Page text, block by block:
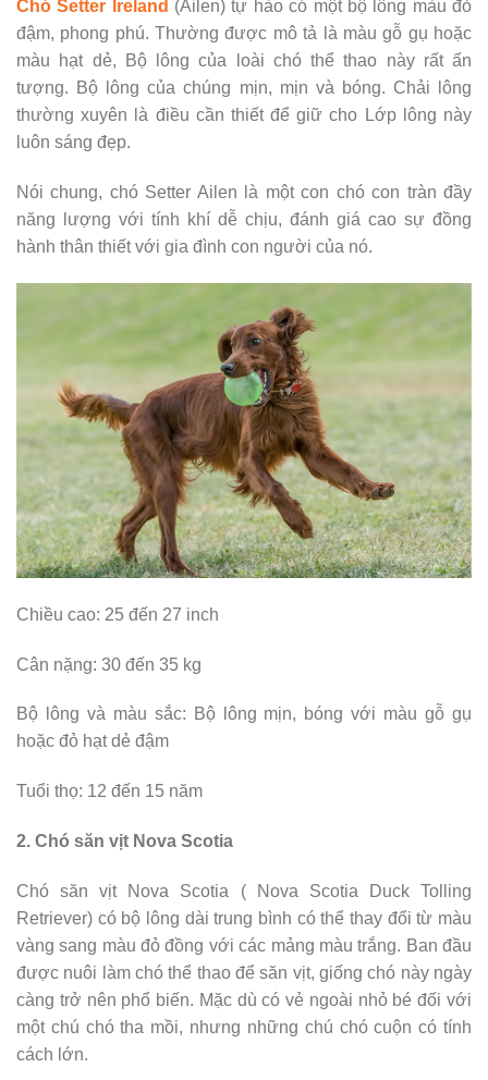
Chó Setter Ireland (Ailen) tự hào có một bộ lông màu đỏ
đậm, phong phú. Thường được mô tả là màu gỗ gụ hoặc
màu hạt dẻ, Bộ lông của loài chó thể thao này rất ấn
tượng. Bộ lông của chúng mịn, mịn và bóng. Chải lông
thường xuyên là điều cần thiết để giữ cho Lớp lông này
luôn sáng đẹp.
Nói chung, chó Setter Ailen là một con chó con tràn đầy
năng lượng với tính khí dễ chịu, đánh giá cao sự đồng
hành thân thiết với gia đình con người của nó.
Chiều cao: 25 đến 27 inch
Cân nặng: 30 đến 35 kg
Bộ lông và màu sắc: Bộ lông mịn, bóng với màu gỗ gụ
hoặc đỏ hạt dẻ đậm
Tuổi thọ: 12 đến 15 năm
2. Chó săn vịt Nova Scotia
Chó săn vịt Nova Scotia ( Nova Scotia Duck Tolling
Retriever) có bộ lông dài trung bình có thể thay đổi từ màu
vàng sang màu đỏ đồng với các mảng màu trắng. Ban đầu
được nuôi làm chó thể thao để săn vịt, giống chó này ngày
càng trở nên phổ biến. Mặc dù có vẻ ngoài nhỏ bé đối với
một chú chó tha mồi, nhưng những chú chó cuộn có tính
cách lớn.